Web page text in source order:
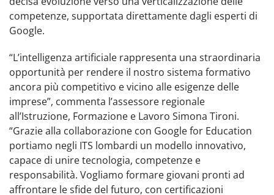
competenze, supportata direttamente dagli esperti di
Google.
“L’intelligenza artificiale rappresenta una straordinaria
opportunità per rendere il nostro sistema formativo
ancora più competitivo e vicino alle esigenze delle
imprese”, commenta l’assessore regionale
all’Istruzione, Formazione e Lavoro Simona Tironi.
“Grazie alla collaborazione con Google for Education
portiamo negli ITS lombardi un modello innovativo,
capace di unire tecnologia, competenze e
responsabilità. Vogliamo formare giovani pronti ad
affrontare le sfide del futuro, con certificazioni